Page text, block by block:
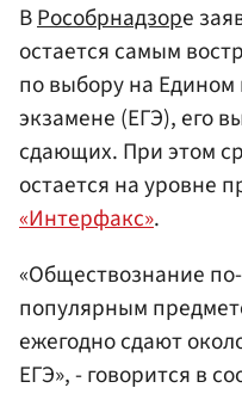
ВРособрнадзоре
остается самым
по выбору на Едином
экзамене (ЕГЭ), его
сдающих. При этом
остается на уровне
«Интерфакс».
«Обществознание
популярным
ежегодно сдают
ЕГЭ», - говорится в